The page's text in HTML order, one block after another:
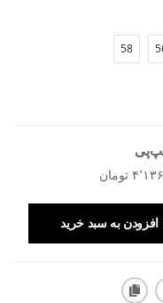
58
افزودن به سبد خرید